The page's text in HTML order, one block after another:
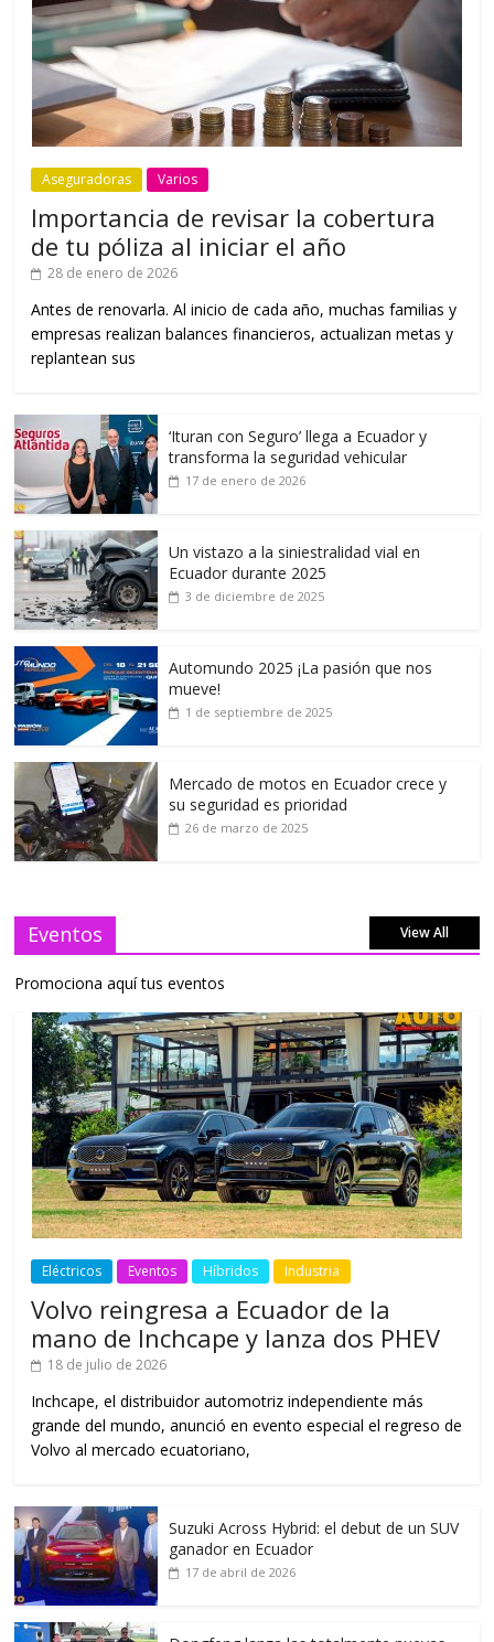
Aseguradoras Varios
Importancia de revisar la cobertura
de tu póliza al iniciar el año
28 de enero de 2026
Antes de renovarla. Al inicio de cada año, muchas familias y
empresas realizan balances financieros, actualizan metas y
replantean sus
‘Ituran con Seguro’ llega a Ecuador y
transforma la seguridad vehicular
17 de enero de 2026
Un vistazo a la siniestralidad vial en
Ecuador durante 2025
3 de diciembre de 2025
Automundo 2025 ¡La pasión que nos
mueve!
1 de septiembre de 2025
Mercado de motos en Ecuador crece y
su seguridad es prioridad
26 de marzo de 2025
Eventos View All
Promociona aquí tus eventos
Eléctricos Eventos Híbridos Industria
Volvo reingresa a Ecuador de la
mano de Inchcape y lanza dos PHEV
18 de julio de 2026
Inchcape, el distribuidor automotriz independiente más
grande del mundo, anunció en evento especial el regreso de
Volvo al mercado ecuatoriano,
Suzuki Across Hybrid: el debut de un SUV
ganador en Ecuador
17 de abril de 2026